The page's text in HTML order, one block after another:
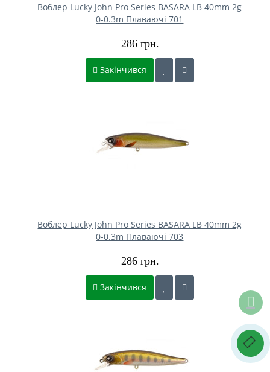
Воблер Lucky John Pro Series BASARA LB 40mm 2g
0-0.3m Плаваючі 701
286 грн.
Закінчився
Воблер Lucky John Pro Series BASARA LB 40mm 2g
0-0.3m Плаваючі 703
286 грн.
Закінчився